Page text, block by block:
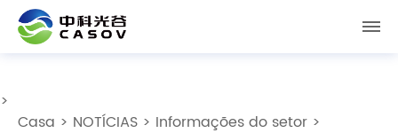
>
Casa > NOTÍCIAS > Informações do setor >